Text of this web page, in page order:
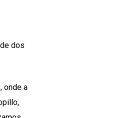
dos
onde a